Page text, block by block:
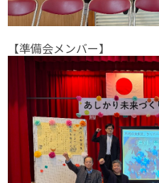
【準備会メンバー】